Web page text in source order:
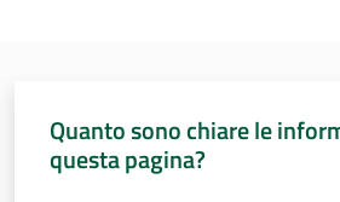
Quanto sono chiare le
questa pagina?